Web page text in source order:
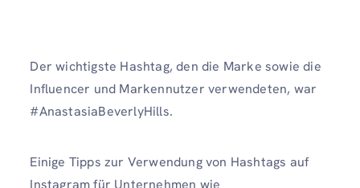
Der wichtigste Hashtag, den die Marke sowie die
Influencer und Markennutzer verwendeten, war
#AnastasiaBeverlyHills.
Einige Tipps zur Verwendung von Hashtags auf